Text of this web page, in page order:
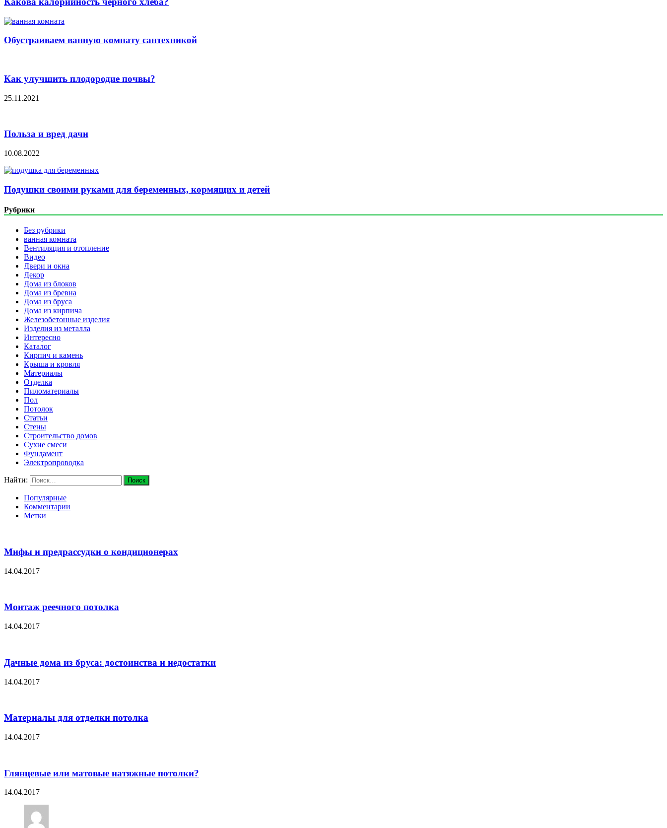
Обустраиваем ванную комнату сантехникой
Как улучшить плодородие почвы?
25.11.2021
Польза и вред дачи
10.08.2022
Подушки своими руками для беременных, кормящих и детей
Рубрики
Без рубрики
ванная комната
Вентиляция и отопление
Видео
Двери и окна
Декор
Дома из блоков
Дома из бревна
Дома из бруса
Дома из кирпича
Железобетонные изделия
Изделия из металла
Интересно
Каталог
Кирпич и камень
Крыша и кровля
Материалы
Отделка
Пиломатериалы
Пол
Потолок
Статьи
Стены
Строительство домов
Сухие смеси
Фундамент
Электропроводка
Найти:
Популярные
Комментарии
Метки
Мифы и предрассудки о кондиционерах
14.04.2017
Монтаж реечного потолка
14.04.2017
Дачные дома из бруса: достоинства и недостатки
14.04.2017
Материалы для отделки потолка
14.04.2017
Глянцевые или матовые натяжные потолки?
14.04.2017